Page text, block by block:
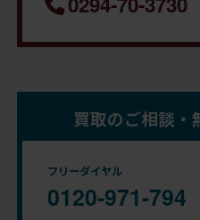
買取のご相談・
フリーダイヤル
0120-971-794